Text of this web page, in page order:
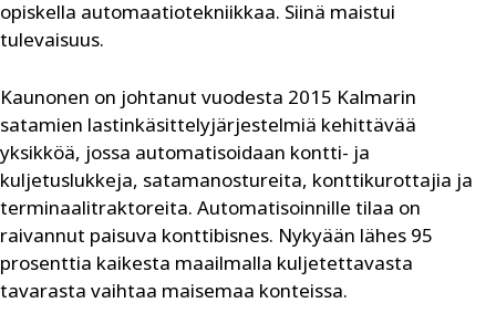
opiskella automaatiotekniikkaa. Siinä maistui
tulevaisuus.
Kaunonen on johtanut vuodesta 2015 Kalmarin
satamien lastinkäsittelyjärjestelmiä kehittävää
yksikköä, jossa automatisoidaan kontti- ja
kuljetuslukkeja, satamanostureita, konttikurottajia ja
terminaalitraktoreita. Automatisoinnille tilaa on
raivannut paisuva konttibisnes. Nykyään lähes 95
prosenttia kaikesta maailmalla kuljetettavasta
tavarasta vaihtaa maisemaa konteissa.